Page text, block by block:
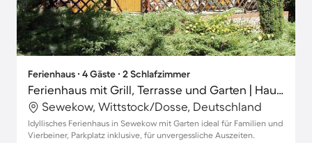
Ferienhaus ∙ 4 Gäste ∙ 2 Schlafzimmer
Ferienhaus mit Grill, Terrasse und Garten | Haustiere erlaubt
Sewekow, Wittstock/Dosse, Deutschland
Idyllisches Ferienhaus in Sewekow mit Garten ideal für Familien und
Vierbeiner, Parkplatz inklusive, für unvergessliche Auszeiten.